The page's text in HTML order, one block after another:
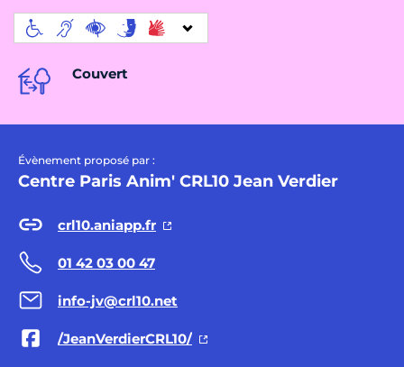
Couvert
Évènement proposé par :
Centre Paris Anim' CRL10 Jean Verdier
crl10.aniapp.fr
01 42 03 00 47
info-jv@crl10.net
/JeanVerdierCRL10/